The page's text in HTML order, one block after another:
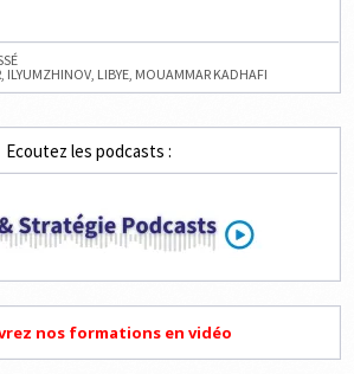
, ILYUMZHINOV, LIBYE, MOUAMMAR KADHAFI
Ecoutez les podcasts :
nos formations en vidéo